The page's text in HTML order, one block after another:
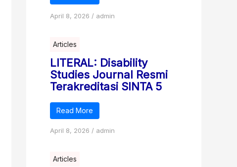
April 8, 2026 / admin
Articles
LITERAL: Disability
Studies Journal Resmi
Terakreditasi SINTA 5
Read More
April 8, 2026 / admin
Articles